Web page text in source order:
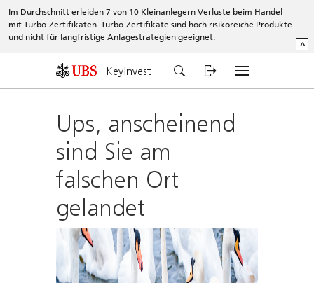
Im Durchschnitt erleiden 7 von 10 Kleinanlegern Verluste beim Handel
mit Turbo-Zertifikaten. Turbo-Zertifikate sind hoch risikoreiche Produkte
und nicht für langfristige Anlagestrategien geeignet.
^
KeyInvest
Ups, anscheinend
sind Sie am
falschen Ort
gelandet